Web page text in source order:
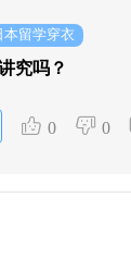
本留学穿衣
究吗？
0 0